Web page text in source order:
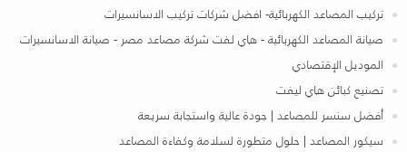
تركيب المصاعد الكهربائية- افضل شركات تركيب الاسانسيرات
صيانة المصاعد الكهربائية - هاي لفت شركة مصاعد مصر - صيانة الاسانسيرات
الموديل الإقتصادي
تصنيع كبائن هاي ليفت
أفضل سنسر للمصاعد | جودة عالية واستجابة سريعة
سيكور المصاعد | حلول متطورة لسلامة وكفاءة المصاعد